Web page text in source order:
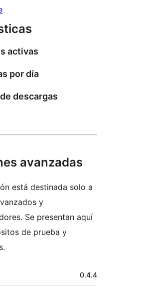
activas
por día
descargas
avanzadas
está destinada solo a
y
Se presentan aquí
de prueba y
0.4.4